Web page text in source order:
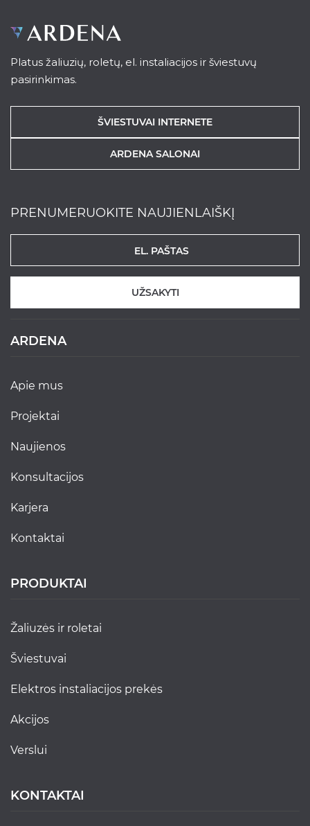
Platus žaliuzių, roletų, el. instaliacijos ir šviestuvų
pasirinkimas.
ŠVIESTUVAI INTERNETE
ARDENA SALONAI
PRENUMERUOKITE NAUJIENLAIŠKĮ
UŽSAKYTI
ARDENA
apie mus
projektai
naujienos
konsultacijos
karjera
kontaktai
PRODUKTAI
žaliuzės ir roletai
šviestuvai
elektros instaliacijos prekės
akcijos
verslui
KONTAKTAI